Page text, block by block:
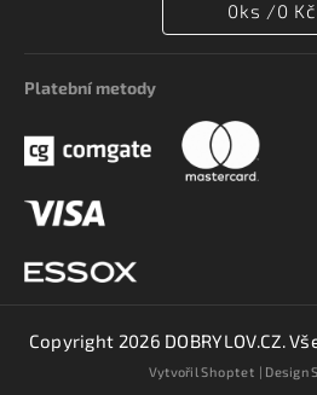
0ks /0 Kč
Platební metody
Copyright 2026 DOBRYLOV.CZ.
VytvořilShoptet | Design